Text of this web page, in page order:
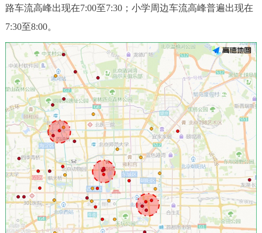
路车流高峰出现在7:00至7:30；小学周边车流高峰普遍出现在
7:30至8:00。